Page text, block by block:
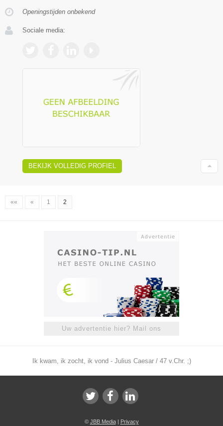
Openingstijden onbekend
Sociale media:
BEKIJK VOLLEDIG PROFIEL
«« « 1 2
Uw advertentie hier? Mail ons
Ik kwam, ik zocht, ik vond - Julius Caesar / 47 v.Chr. ;)
© JBB Media| Privacy